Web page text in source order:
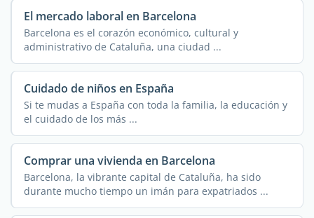
El mercado laboral en Barcelona
Barcelona es el corazón económico, cultural y
administrativo de Cataluña, una ciudad ...
Cuidado de niños en España
Si te mudas a España con toda la familia, la educación y
el cuidado de los más ...
Comprar una vivienda en Barcelona
Barcelona, la vibrante capital de Cataluña, ha sido
durante mucho tiempo un imán para expatriados ...